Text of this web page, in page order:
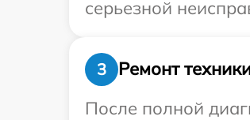
серьезной
3
Ремонт
После полной